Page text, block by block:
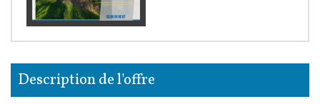
description de l'offre